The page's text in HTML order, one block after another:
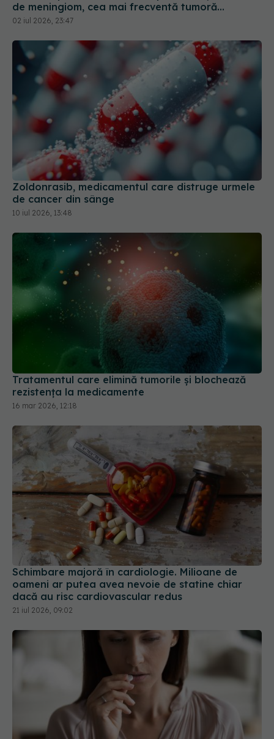
Zoldonrasib, medicamentul care distruge urmele
de cancer din sânge
10 iul 2026, 13:48
Tratamentul care elimină tumorile și blochează
rezistența la medicamente
16 mar 2026, 12:18
Schimbare majoră în cardiologie. Milioane de
oameni ar putea avea nevoie de statine chiar
dacă au risc cardiovascular redus
21 iul 2026, 09:02